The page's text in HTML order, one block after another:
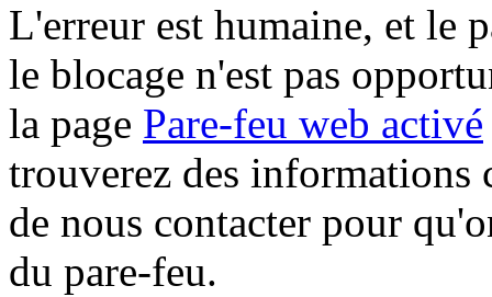
L'erreur est humaine, et le
le blocage n'est pas
la page Pare-feu web activé
trouverez des informations
de nous contacter pour
du pare-feu.